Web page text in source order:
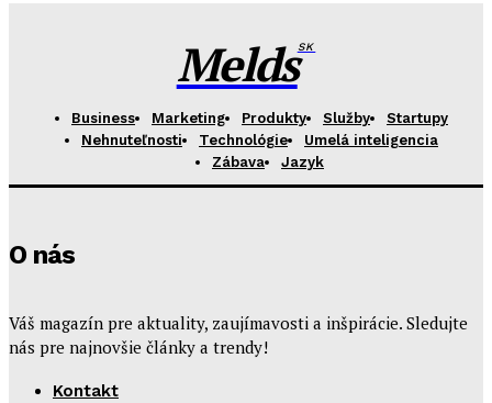
MeldsSK
Business Marketing Produkty Služby
Startupy
Nehnuteľnosti
Technológie
Umelá inteligencia
Zábava
Jazyk
O nás
Váš magazín pre aktuality, zaujímavosti a inšpirácie. Sledujte
nás pre najnovšie články a trendy!
Kontakt